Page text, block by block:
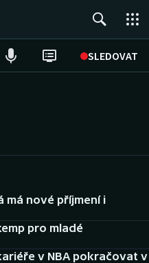
SLEDOVAT
má nové příjmení i
pro mladé
v NBA pokračovat v